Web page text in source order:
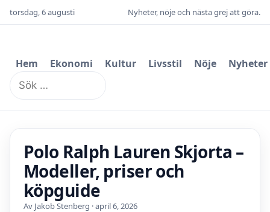
torsdag, 6 augusti Nyheter, nöje och nästa grej att göra.
Hem Ekonomi Kultur Livsstil Nöje
Nyheter
Sök
efter:
Polo Ralph Lauren Skjorta –
Modeller, priser och
köpguide
Av Jakob Stenberg · april 6, 2026